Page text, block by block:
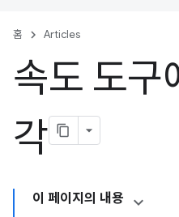
홈 Articles
속도 도구
각
이 페이지의 내용